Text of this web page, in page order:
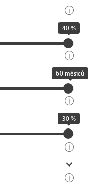
40 %
60 měsíců
30 %